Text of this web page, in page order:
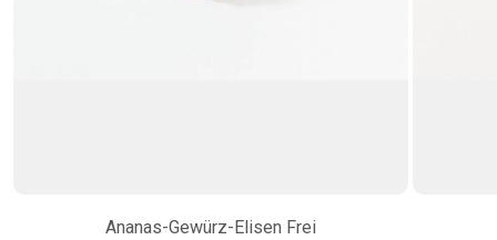
Ananas-Gewürz-Elisen Frei